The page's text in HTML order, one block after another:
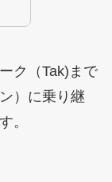
ク（Tak)まで
）に乗り継
。